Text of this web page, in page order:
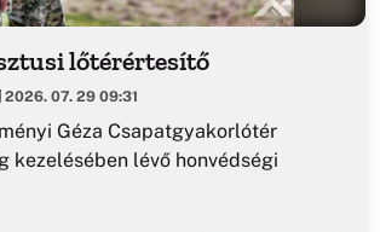
lőtérértesítő
2026. 07. 29 09:31
Géza Csapatgyakorlótér
kezelésében lévő honvédségi